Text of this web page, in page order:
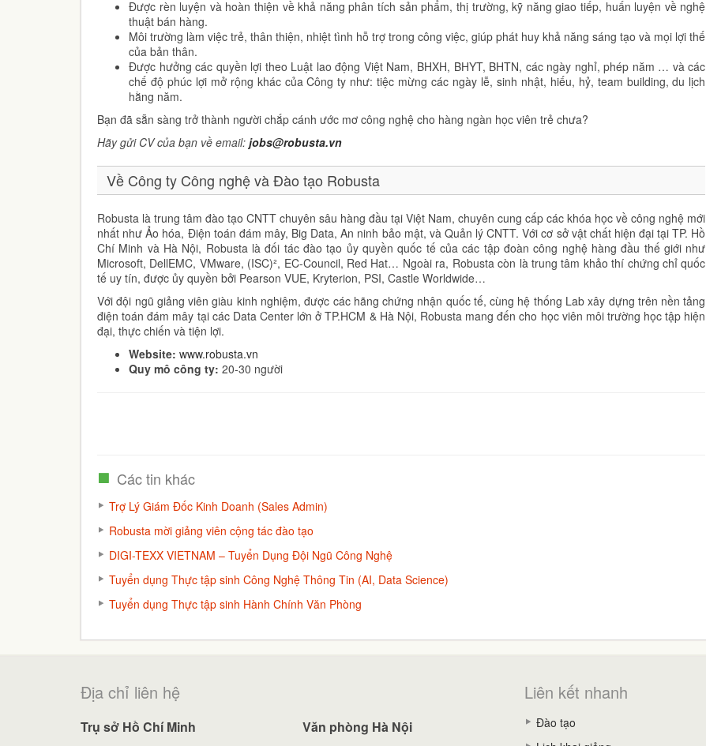
Được rèn luyện và hoàn thiện về khả năng phân tích sản phẩm, thị trường, kỹ năng giao tiếp, huấn luyện về nghệ
thuật bán hàng.
Môi trường làm việc trẻ, thân thiện, nhiệt tình hỗ trợ trong công việc, giúp phát huy khả năng sáng tạo và mọi lợi thế
của bản thân.
Được hưởng các quyền lợi theo Luật lao động Việt Nam, BHXH, BHYT, BHTN, các ngày nghỉ, phép năm … và các
chế độ phúc lợi mở rộng khác của Công ty như: tiệc mừng các ngày lễ, sinh nhật, hiếu, hỷ, team building, du lịch
hằng năm.
Bạn đã sẵn sàng trở thành người chắp cánh ước mơ công nghệ cho hàng ngàn học viên trẻ chưa?
Hãy gửi CV của bạn về email: jobs@robusta.vn
Về Công ty Công nghệ và Đào tạo Robusta
Robusta là trung tâm đào tạo CNTT chuyên sâu hàng đầu tại Việt Nam, chuyên cung cấp các khóa học về công nghệ mới
nhất như Ảo hóa, Điện toán đám mây, Big Data, An ninh bảo mật, và Quản lý CNTT. Với cơ sở vật chất hiện đại tại TP. Hồ
Chí Minh và Hà Nội, Robusta là đối tác đào tạo ủy quyền quốc tế của các tập đoàn công nghệ hàng đầu thế giới như
Microsoft, DellEMC, VMware, (ISC)², EC-Council, Red Hat… Ngoài ra, Robusta còn là trung tâm khảo thí chứng chỉ quốc
tế uy tín, được ủy quyền bởi Pearson VUE, Kryterion, PSI, Castle Worldwide…
Với đội ngũ giảng viên giàu kinh nghiệm, được các hãng chứng nhận quốc tế, cùng hệ thống Lab xây dựng trên nền tảng
điện toán đám mây tại các Data Center lớn ở TP.HCM & Hà Nội, Robusta mang đến cho học viên môi trường học tập hiện
đại, thực chiến và tiện lợi.
Website: www.robusta.vn
Quy mô công ty: 20-30 người
Các tin khác
Trợ Lý Giám Đốc Kinh Doanh (Sales Admin)
Robusta mời giảng viên cộng tác đào tạo
DIGI-TEXX VIETNAM – Tuyển Dụng Đội Ngũ Công Nghệ
Tuyển dụng Thực tập sinh Công Nghệ Thông Tin (AI, Data Science)
Tuyển dụng Thực tập sinh Hành Chính Văn Phòng
Địa chỉ liên hệ
Trụ sở Hồ Chí Minh Văn phòng Hà Nội
Liên kết nhanh
Đào tạo